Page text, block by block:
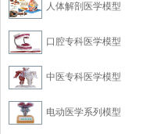
人体解剖医学模型
口腔专科医学模型
中医专科医学模型
电动医学系列模型